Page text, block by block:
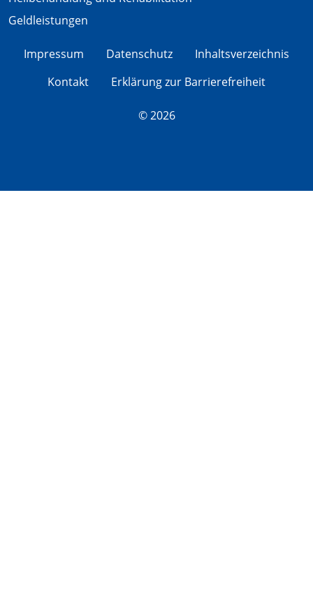
Geldleistungen
Impressum Datenschutz
Inhaltsverzeichnis
Kontakt
Erklärung zur Barrierefreiheit
© 2026